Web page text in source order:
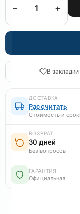
− +
В закладки
ДОСТАВКА
Рассчитать
Стоимость и
ВОЗВРАТ
30 дней
Без вопросов
ГАРАНТИЯ
Официальная